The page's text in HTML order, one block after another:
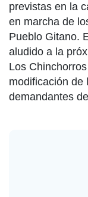
previstas en la
en marcha de
Pueblo Gitano.
aludido a la
Los
modificación de
demandantes